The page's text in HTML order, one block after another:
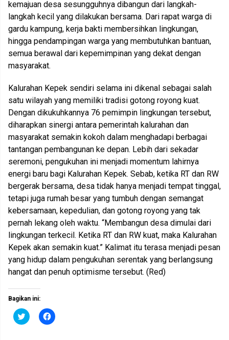
kemajuan desa sesungguhnya dibangun dari langkah-
langkah kecil yang dilakukan bersama. Dari rapat warga di
gardu kampung, kerja bakti membersihkan lingkungan,
hingga pendampingan warga yang membutuhkan bantuan,
semua berawal dari kepemimpinan yang dekat dengan
masyarakat.
Kalurahan Kepek sendiri selama ini dikenal sebagai salah
satu wilayah yang memiliki tradisi gotong royong kuat.
Dengan dikukuhkannya 76 pemimpin lingkungan tersebut,
diharapkan sinergi antara pemerintah kalurahan dan
masyarakat semakin kokoh dalam menghadapi berbagai
tantangan pembangunan ke depan. Lebih dari sekadar
seremoni, pengukuhan ini menjadi momentum lahirnya
energi baru bagi Kalurahan Kepek. Sebab, ketika RT dan RW
bergerak bersama, desa tidak hanya menjadi tempat tinggal,
tetapi juga rumah besar yang tumbuh dengan semangat
kebersamaan, kepedulian, dan gotong royong yang tak
pernah lekang oleh waktu. “Membangun desa dimulai dari
lingkungan terkecil. Ketika RT dan RW kuat, maka Kalurahan
Kepek akan semakin kuat.” Kalimat itu terasa menjadi pesan
yang hidup dalam pengukuhan serentak yang berlangsung
hangat dan penuh optimisme tersebut. (Red)
Bagikan ini:
K
l
K
l